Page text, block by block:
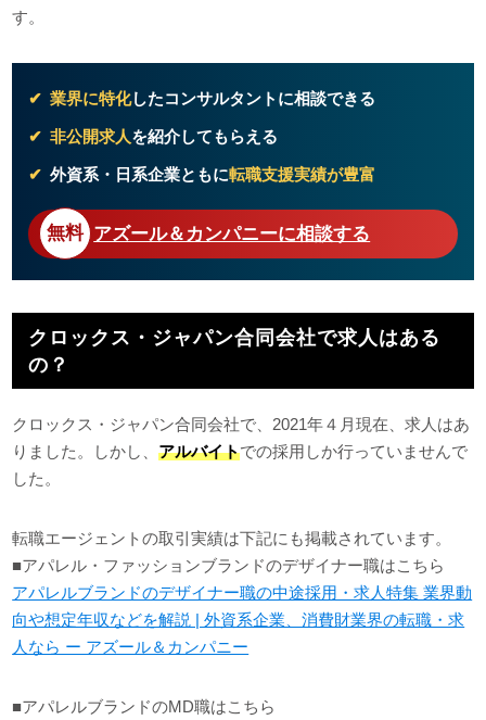
す。
業界に特化したコンサルタントに相談できる
非公開求人を紹介してもらえる
外資系・日系企業ともに転職支援実績が豊富
アズール＆カンパニーに相談する
クロックス・ジャパン合同会社で求人はある
の？
クロックス・ジャパン合同会社で、2021年４月現在、求人はあ
りました。しかし、アルバイトでの採用しか行っていませんで
した。
転職エージェントの取引実績は下記にも掲載されています。
■アパレル・ファッションブランドのデザイナー職はこちら
アパレルブランドのデザイナー職の中途採用・求人特集 業界動
向や想定年収などを解説 | 外資系企業、消費財業界の転職・求
人なら ー アズール＆カンパニー
■アパレルブランドのMD職はこちら